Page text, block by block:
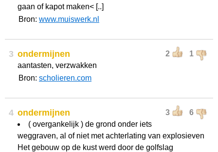
gaan of kapot maken< [..]
Bron: www.muiswerk.nl
3 2 1
ondermijnen
aantasten, verzwakken
Bron: scholieren.com
4 3 6
ondermijnen
( overgankelijk ) de grond onder iets
weggraven, al of niet met achterlating van explosieven
Het gebouw op de kust werd door de golfslag